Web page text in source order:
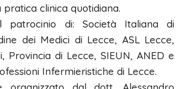
clinica quotidiana.
patrocinio di: Società Italiana di
dei Medici di Lecce, ASL Lecce,
Provincia di Lecce, SIEUN, ANED e
Infermieristiche di Lecce.